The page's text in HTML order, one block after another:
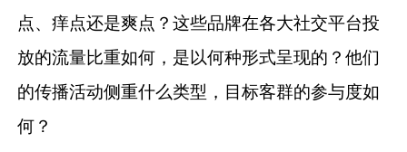
点、痒点还是爽点？这些品牌在各大社交平台投
放的流量比重如何，是以何种形式呈现的？他们
的传播活动侧重什么类型，目标客群的参与度如
何？